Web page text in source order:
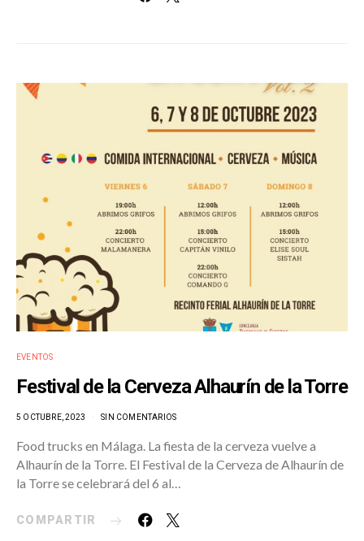
EVENTOS
Festival de la Cerveza Alhaurín de la Torre
5 OCTUBRE, 2023 SIN COMENTARIOS
Food trucks en Málaga. La fiesta de la cerveza vuelve a
Alhaurín de la Torre. El Festival de la Cerveza de Alhaurín de
la Torre se celebrará del 6 al…
COMPARTIR